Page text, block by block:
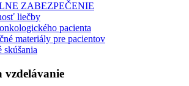
ZABEZPEČENIE
liečby
pacienta
materiály pre pacientov
vzdelávanie